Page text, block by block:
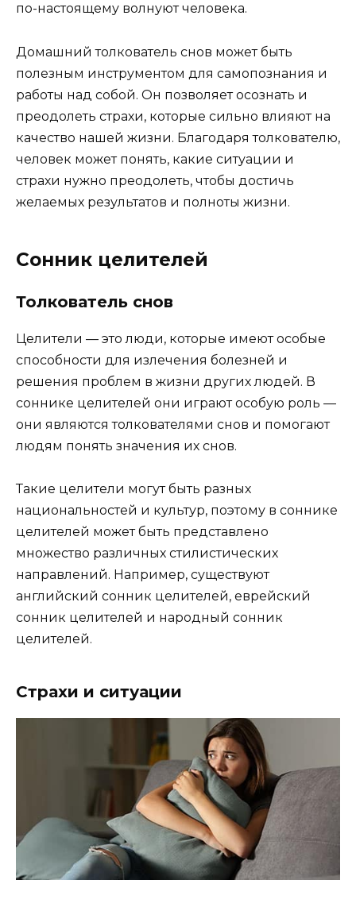
по-настоящему волнуют человека.
Домашний толкователь снов может быть
полезным инструментом для самопознания и
работы над собой. Он позволяет осознать и
преодолеть страхи, которые сильно влияют на
качество нашей жизни. Благодаря толкователю,
человек может понять, какие ситуации и
страхи нужно преодолеть, чтобы достичь
желаемых результатов и полноты жизни.
Сонник целителей
Толкователь снов
Целители — это люди, которые имеют особые
способности для излечения болезней и
решения проблем в жизни других людей. В
соннике целителей они играют особую роль —
они являются толкователями снов и помогают
людям понять значения их снов.
Такие целители могут быть разных
национальностей и культур, поэтому в соннике
целителей может быть представлено
множество различных стилистических
направлений. Например, существуют
английский сонник целителей, еврейский
сонник целителей и народный сонник
целителей.
Страхи и ситуации